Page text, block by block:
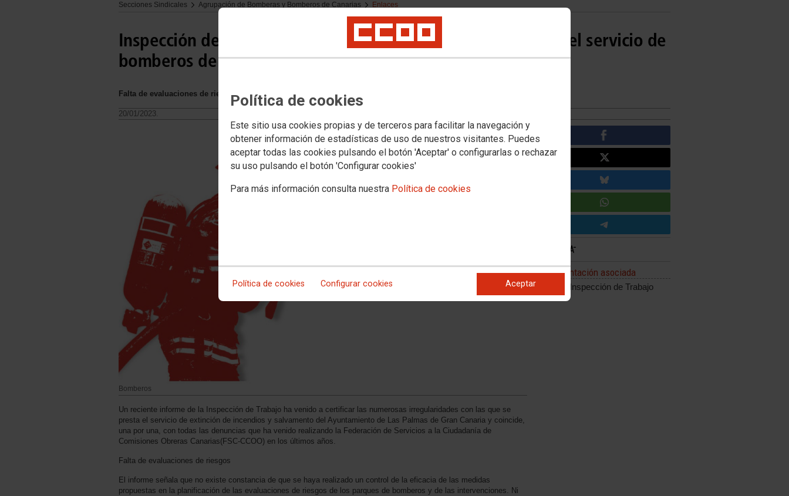
Política de cookies
Este sitio usa cookies propias y de terceros para facilitar la navegación y
obtener información de estadísticas de uso de nuestros visitantes. Puedes
aceptar todas las cookies pulsando el botón 'Aceptar' o configurarlas o rechazar
su uso pulsando el botón 'Configurar cookies'
Para más información consulta nuestra Política de cookies
Política de cookies Configurar cookies Aceptar
Secciones Sindicales
Agrupación de Bomberas y Bomberos de Canarias Enlaces
Inspección de Trabajo certifica las graves irregularidades en el servicio de
bomberos de Las Palmas de Gran Canaria
Falta de evaluaciones de riesgos.
20/01/2023.
Bomberos
Un reciente informe de la Inspección de Trabajo ha venido a certificar las numerosas irregularidades con las que se
presta el servicio de extinción de incendios y salvamento del Ayuntamiento de Las Palmas de Gran Canaria y coincide,
una por una, con todas las denuncias que ha venido realizando la Federación de Servicios a la Ciudadanía de
Comisiones Obreras Canarias(FSC-CCOO) en los últimos años.
Falta de evaluaciones de riesgos
El informe señala que no existe constancia de que se haya realizado un control de la eficacia de las medidas
propuestas en la planificación de las evaluaciones de riesgos de los parques de bomberos y de las intervenciones. Ni
Documentación asociada
Informe Inspección de Trabajo